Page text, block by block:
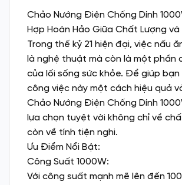
Chảo Nướng Điện Chống Dính
Hợp Hoàn Hảo Giữa Chất Lượng và
Trong thế kỷ 21 hiện đại, việc nấu
là nghệ thuật mà còn là một phần
của lối sống sức khỏe. Để giúp bạn
công việc này một cách hiệu quả
Chảo Nướng Điện Chống Dính
lựa chọn tuyệt vời không chỉ về
còn về tính tiện nghi.
Ưu Điểm Nổi Bật:
Công Suất 1000W:
Với công suất mạnh mẽ lên đến